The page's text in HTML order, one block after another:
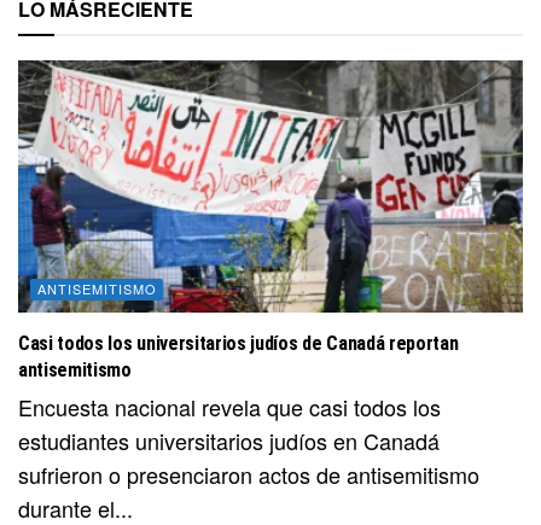
LO MÁSRECIENTE
ANTISEMITISMO
Casi todos los universitarios judíos de Canadá reportan
antisemitismo
Encuesta nacional revela que casi todos los
estudiantes universitarios judíos en Canadá
sufrieron o presenciaron actos de antisemitismo
durante el...